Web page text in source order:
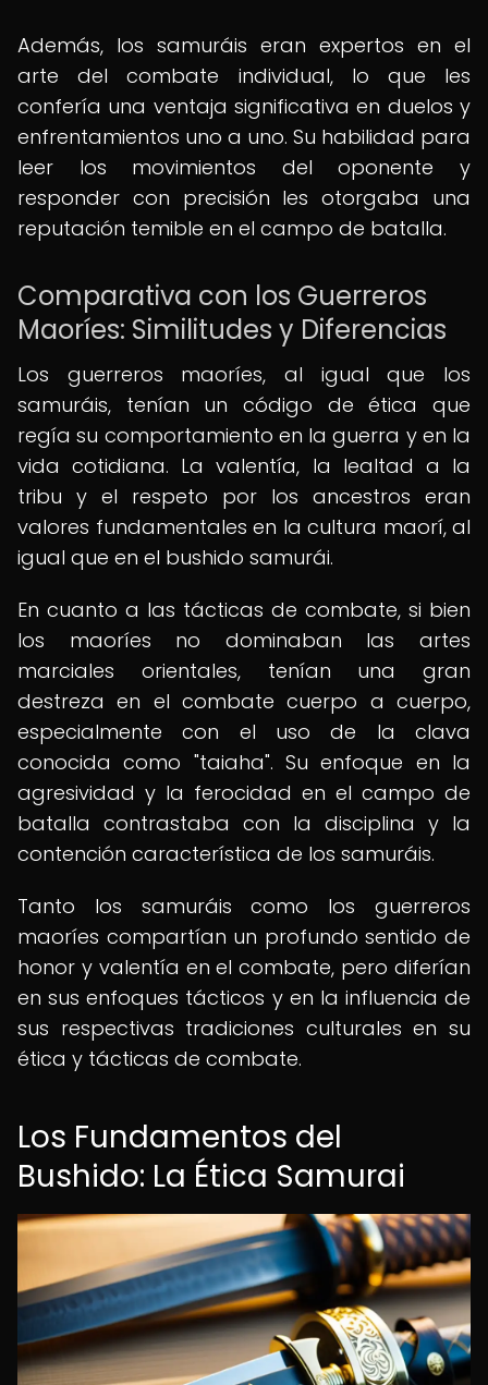
Además, los samuráis eran expertos en el
arte del combate individual, lo que les
confería una ventaja significativa en duelos y
enfrentamientos uno a uno. Su habilidad para
leer los movimientos del oponente y
responder con precisión les otorgaba una
reputación temible en el campo de batalla.
Comparativa con los Guerreros
Maoríes: Similitudes y Diferencias
Los guerreros maoríes, al igual que los
samuráis, tenían un código de ética que
regía su comportamiento en la guerra y en la
vida cotidiana. La valentía, la lealtad a la
tribu y el respeto por los ancestros eran
valores fundamentales en la cultura maorí, al
igual que en el bushido samurái.
En cuanto a las tácticas de combate, si bien
los maoríes no dominaban las artes
marciales orientales, tenían una gran
destreza en el combate cuerpo a cuerpo,
especialmente con el uso de la clava
conocida como "taiaha". Su enfoque en la
agresividad y la ferocidad en el campo de
batalla contrastaba con la disciplina y la
contención característica de los samuráis.
Tanto los samuráis como los guerreros
maoríes compartían un profundo sentido de
honor y valentía en el combate, pero diferían
en sus enfoques tácticos y en la influencia de
sus respectivas tradiciones culturales en su
ética y tácticas de combate.
Los Fundamentos del
Bushido: La Ética Samurai